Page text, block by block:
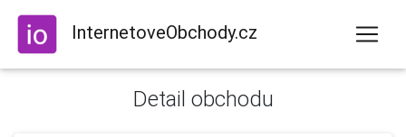
InternetoveObchody.cz
Detail obchodu